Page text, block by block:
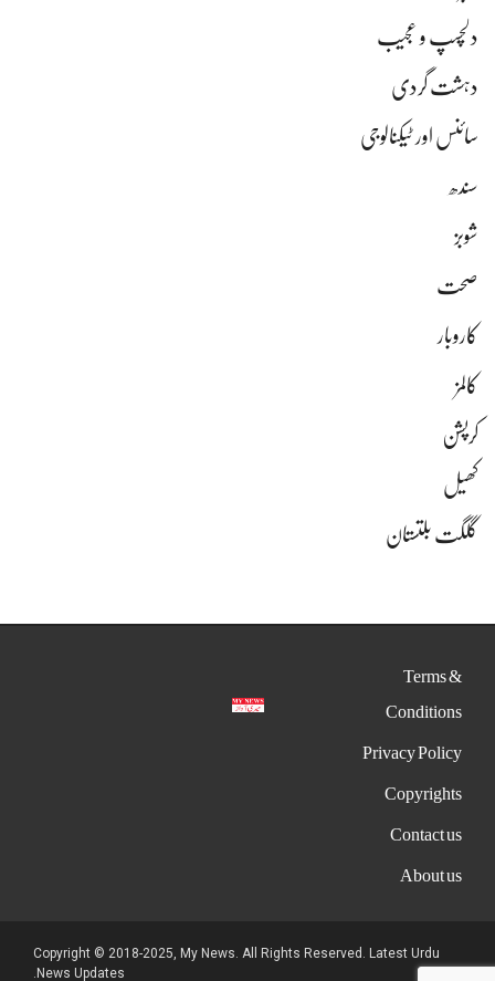
دلچسپ و عجیب
دہشت گردی
سائنس اور ٹیکنالوجی
سندھ
شوبز
صحت
کاروبار
کالمز
کرپشن
کھیل
گلگت بلتستان
Terms &
Conditions
Privacy Policy
Copyrights
Contact us
About us
Copyright © 2018-2025, My News. All Rights Reserved. Latest Urdu
News Updates.